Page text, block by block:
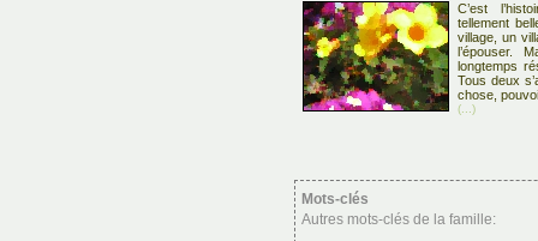
C’est
tellement
village, un
l’épouser.
longtemps
Tous deux
chose,
(...)
Mots-clés
Autres mots-clés de la famille: